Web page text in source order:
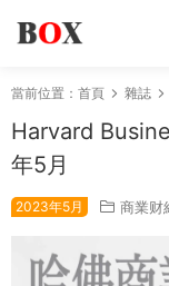
當前位置： 首頁 雜誌
Harvard
年5月
2023年5月 商業财